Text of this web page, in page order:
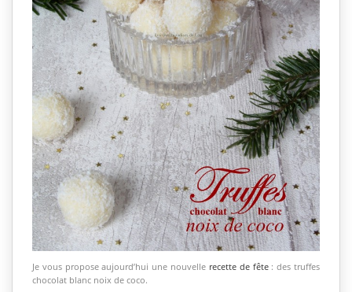
Je vous propose aujourd’hui une nouvelle recette de fête : des truffes
chocolat blanc noix de coco.